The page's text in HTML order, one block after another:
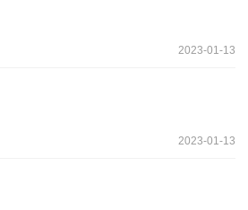
2023-01-13
2023-01-13